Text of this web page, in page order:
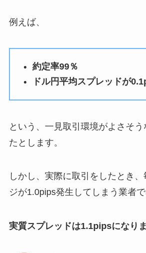
例えば、
約定率99％
ドル円平均スプレッドが
という、一見取引環境がよさそ
たとします。
しかし、実際に取引をしたとき
ジが1.0pips発生してしまう業者で
実質スプレッドは1.1pipsになりま